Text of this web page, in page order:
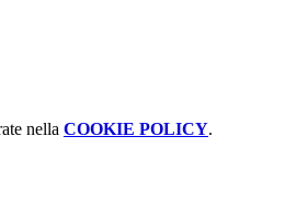
nella COOKIE POLICY.